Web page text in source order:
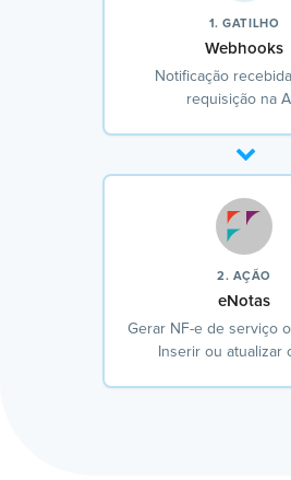
1. GATILHO
Webhooks
Notificação
requisição na
2. AÇÃO
eNotas
Gerar NF-e de serviço
Inserir ou atualizar